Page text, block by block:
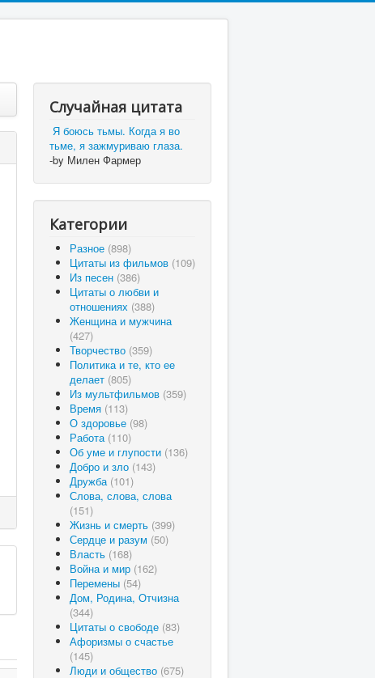
Случайная цитата
Я боюсь тьмы. Когда я во
тьме, я зажмуриваю глаза.
-by Милен Фармер
Категории
Разное (898)
Цитаты из фильмов (109)
Из песен (386)
Цитаты о любви и
отношениях (388)
Женщина и мужчина
(427)
Творчество (359)
Политика и те, кто ее
делает (805)
Из мультфильмов (359)
Время (113)
О здоровье (98)
Работа (110)
Об уме и глупости (136)
Добро и зло (143)
Дружба (101)
Слова, слова, слова
(151)
Жизнь и смерть (399)
Сердце и разум (50)
Власть (168)
Война и мир (162)
Перемены (54)
Дом, Родина, Отчизна
(344)
Цитаты о свободе (83)
Афоризмы о счастье
(145)
Люди и общество (675)